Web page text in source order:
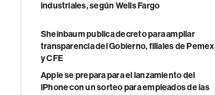
industriales, según Wells Fargo
Sheinbaum publica decreto para ampliar
transparencia del Gobierno, filiales de Pemex
y CFE
Apple se prepara para el lanzamiento del
iPhone con un sorteo para empleados de las